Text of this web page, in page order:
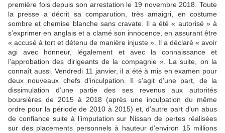
première fois depuis son arrestation le 19 novembre 2018. Toute
la presse a décrit sa comparution, très amaigri, en costume
sombre et chemise blanche sans cravate. Il a été « autorisé » à
s’exprimer en anglais et a clamé son innocence, en assurant être
« accusé à tort et détenu de manière injuste ». Il a déclaré « avoir
agi avec honneur, légalement et avec la connaissance et
l’approbation des dirigeants de la compagnie ». La suite, on la
connaît aussi. Vendredi 11 janvier, il a été à mis en examen pour
deux nouveaux chefs d’inculpation. Il s’agit d’une part, de la
dissimulation d’une partie des ses revenus aux autorités
boursières de 2015 à 2018 (après une inculpation du même
ordre pour la période de 2010 à 2015) et, d’autre part d’un abus
de confiance suite à l’imputation sur Nissan de pertes réalisées
sur des placements personnels à hauteur d’environ 15 millions